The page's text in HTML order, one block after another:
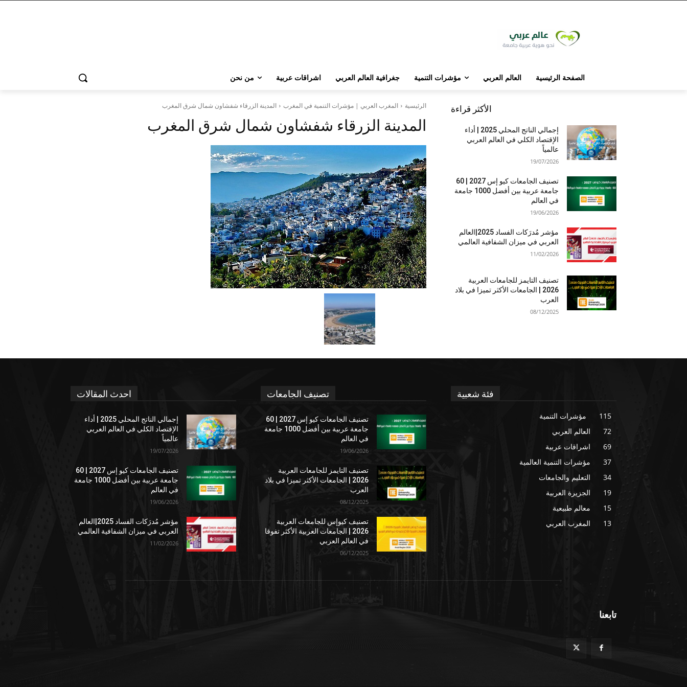
الصفحة الرئيسية العالم العربي مؤشرات التنمية جغرافية العالم العربي اشراقات عربية من نحن
الرئيسية المغرب العربي | مؤشرات التنمية في المغرب المدينة الزرقاء شفشاون شمال شرق المغرب
المدينة الزرقاء شفشاون شمال شرق المغرب
الأكثر قراءة
إجمالي الناتج المحلي 2025 | أداء
الإقتصاد الكلي في العالم العربي
عالمياً
19/07/2026
تصنيف الجامعات كيو إس 2027 | 60
جامعة عربية بين أفضل 1000 جامعة
في العالم
19/06/2026
مؤشر مُدرَكات الفساد 2025|العالم
العربي في ميزان الشفافية العالمي
11/02/2026
تصنيف التايمز للجامعات العربية
2026 | الجامعات الأكثر تميزا في بلاد
العرب
08/12/2025
احدث المقالات
إجمالي الناتج المحلي 2025 | أداء
الإقتصاد الكلي في العالم العربي
عالمياً
19/07/2026
تصنيف الجامعات كيو إس 2027 | 60
جامعة عربية بين أفضل 1000 جامعة
في العالم
19/06/2026
مؤشر مُدرَكات الفساد 2025|العالم
العربي في ميزان الشفافية العالمي
11/02/2026
تصنيف الجامعات
تصنيف الجامعات كيو إس 2027 | 60
جامعة عربية بين أفضل 1000 جامعة
في العالم
19/06/2026
تصنيف التايمز للجامعات العربية
2026 | الجامعات الأكثر تميزا في بلاد
العرب
08/12/2025
تصنيف كيوإس للجامعات العربية
2026 | الجامعات العربية الأكثر تفوقا
في العالم العربي
06/12/2025
فئة شعبية
مؤشرات التنمية
115
العالم العربي
72
اشراقات عربية
69
مؤشرات التنمية العالمية
37
التعليم والجامعات
34
الجزيرة العربية
19
معالم طبيعية
15
المغرب العربي
13
تابعنا